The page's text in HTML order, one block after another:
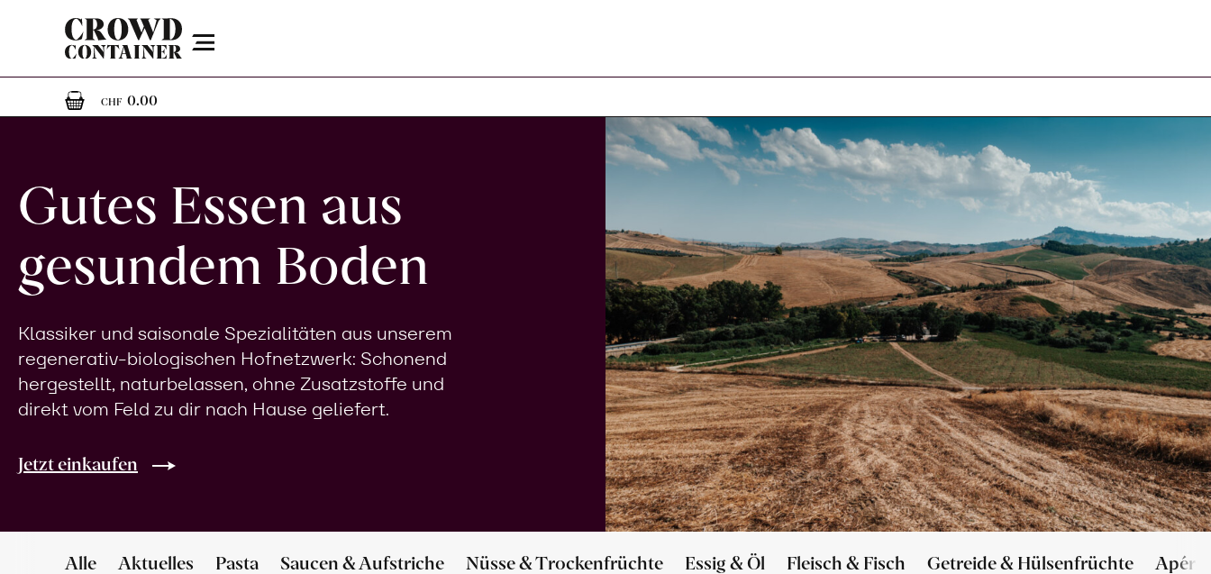
Menu
CHF 0.000 Artikel im Warenkorb
Gutes Essen aus
gesundem Boden
Klassiker und saisonale Spezialitäten aus unserem
regenerativ-biologischen Hofnetzwerk: Schonend
hergestellt, naturbelassen, ohne Zusatzstoffe und
direkt vom Feld zu dir nach Hause geliefert.
Jetzt einkaufen
Alle Aktuelles Pasta Saucen & Aufstriche Nüsse & Trockenfrüchte Essig & Öl Fleisch & Fisch Getreide & Hülsenfrüchte Apéro